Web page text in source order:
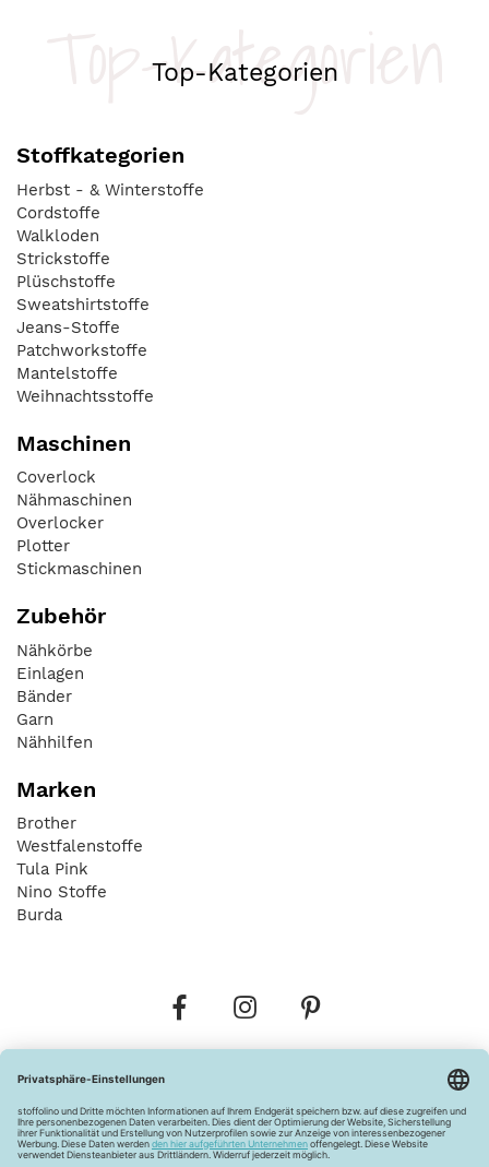
Top-Kategorien
Top-Kategorien
Stoffkategorien
Herbst - & Winterstoffe
Cordstoffe
Walkloden
Strickstoffe
Plüschstoffe
Sweatshirtstoffe
Jeans-Stoffe
Patchworkstoffe
Mantelstoffe
Weihnachtsstoffe
Maschinen
Coverlock
Nähmaschinen
Overlocker
Plotter
Stickmaschinen
Zubehör
Nähkörbe
Einlagen
Bänder
Garn
Nähhilfen
Marken
Brother
Westfalenstoffe
Tula Pink
Nino Stoffe
Burda
Widerrufsbelehrung Vertrag widerrufen